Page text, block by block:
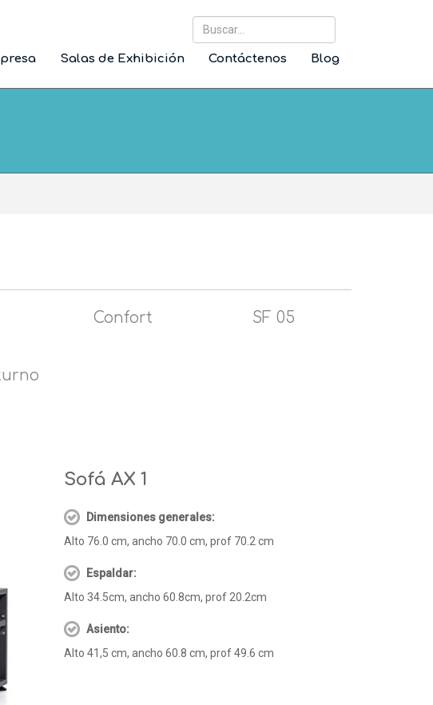
Buscar...
Salas de Exhibición Contáctenos Blog
Confort SF 05
Sofá AX 1
Dimensiones generales:
Alto 76.0 cm, ancho 70.0 cm, prof 70.2 cm
Espaldar:
Alto 34.5cm, ancho 60.8cm, prof 20.2cm
Asiento:
Alto 41,5 cm, ancho 60.8 cm, prof 49.6 cm